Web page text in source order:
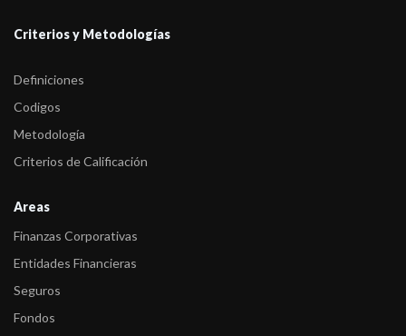
Criterios y Metodologías
Definiciones
Codigos
Metodología
Criterios de Calificación
Areas
Finanzas Corporativas
Entidades Financieras
Seguros
Fondos